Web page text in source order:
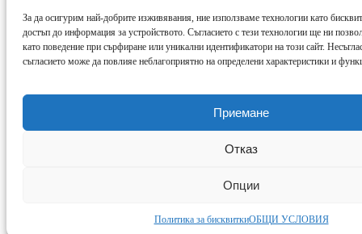
За да осигурим най-добрите изживявания, ние използваме технологии като
достъп до информация за устройството. Съгласието с тези технологии ще ни
като поведение при сърфиране или уникални идентификатори на този сайт.
съгласието може да повлияе неблагоприятно на определени характеристики и
Приемане
Отказ
Опции
Политика за бисквиткиОБЩИ УСЛОВИЯ